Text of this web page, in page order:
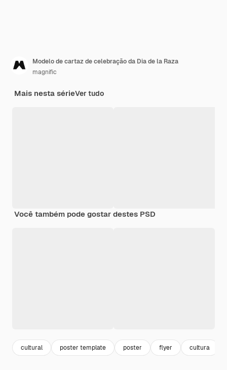
Modelo de cartaz de celebração da Dia de la Raza
magnific
Mais nesta sérieVer tudo
Você também pode gostar destes PSD
cultural poster template poster flyer cultura